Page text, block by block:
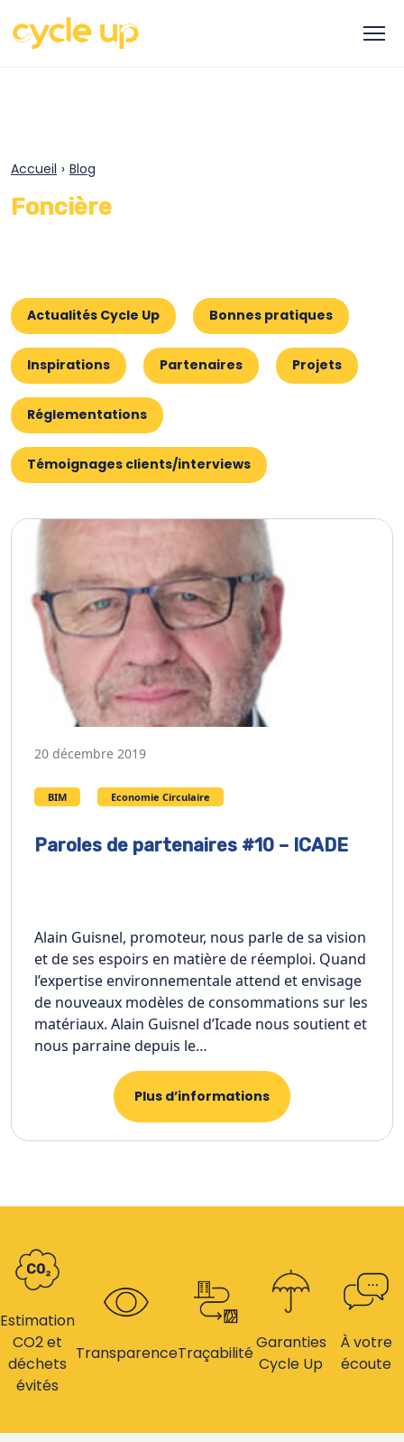
Accueil › Blog
Foncière
Actualités Cycle Up Bonnes pratiques
Inspirations Partenaires Projets
Réglementations
Témoignages clients/interviews
20 décembre 2019
BIM Economie Circulaire
Paroles de partenaires #10 – ICADE
Alain Guisnel, promoteur, nous parle de sa vision
et de ses espoirs en matière de réemploi. Quand
l’expertise environnementale attend et envisage
de nouveaux modèles de consommations sur les
matériaux. Alain Guisnel d’Icade nous soutient et
nous parraine depuis le…
Plus d’informations
Estimation
CO2 et
déchets
évités
TransparenceTraçabilité
Garanties
Cycle Up
À votre
écoute